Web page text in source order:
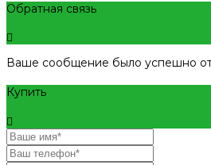
Обратная связь
Ваше сообщение было успешно
Купить